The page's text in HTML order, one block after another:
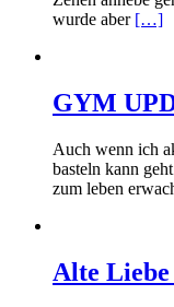
wurde aber […]
GYM
Auch wenn ich
basteln kann
zum leben
Alte